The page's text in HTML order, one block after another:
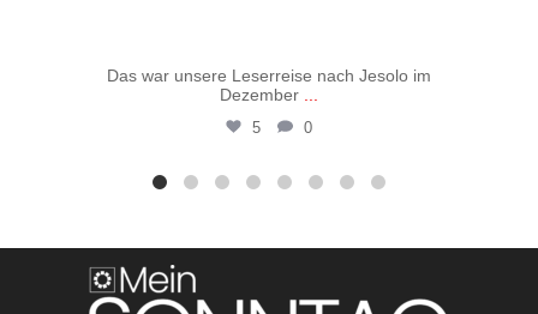
Das war unsere Leserreise nach Jesolo im
Dezember
5 0